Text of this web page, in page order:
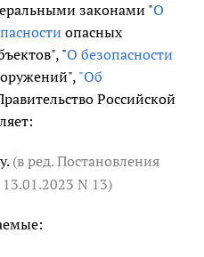
законами "О
опасных
"О безопасности
"Об
Российской
(в ред. Постановления
13.01.2023 N 13)